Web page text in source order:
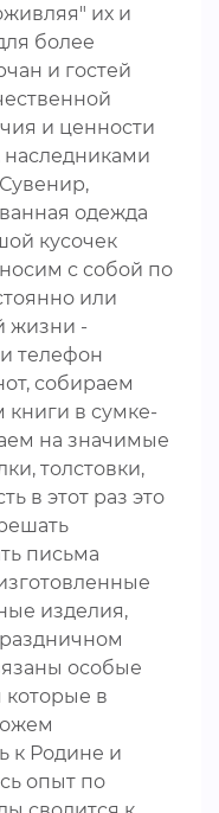
их и
более
и гостей
и ценности
наследниками
одежда
кусочек
с собой по
или
жизни -
телефон
собираем
книги в сумке-
на значимые
толстовки,
в этот раз это
письма
изделия,
особые
которые в
к Родине и
опыт по